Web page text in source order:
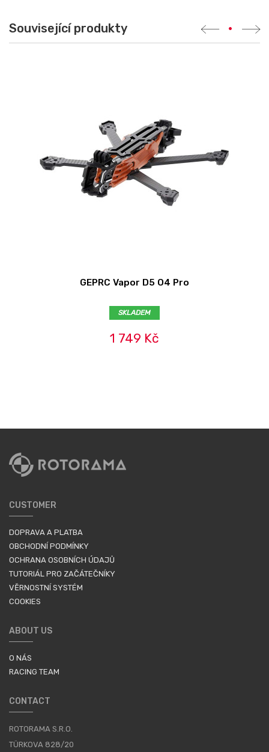
Související produkty •
GEPRC Vapor D5 O4 Pro
SKLADEM
1 749 Kč
CUSTOMER
DOPRAVA A PLATBA
OBCHODNÍ PODMÍNKY
OCHRANA OSOBNÍCH ÚDAJŮ
TUTORIÁL PRO ZAČÁTEČNÍKY
VĚRNOSTNÍ SYSTÉM
COOKIES
ABOUT US
O NÁS
RACING TEAM
CONTACT
ROTORAMA S.R.O.
TÜRKOVA 828/20